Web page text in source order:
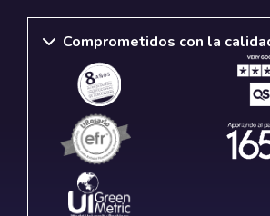
Comprometidos con la